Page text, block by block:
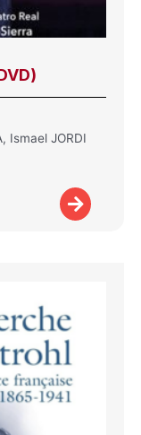
Ismael JORDI